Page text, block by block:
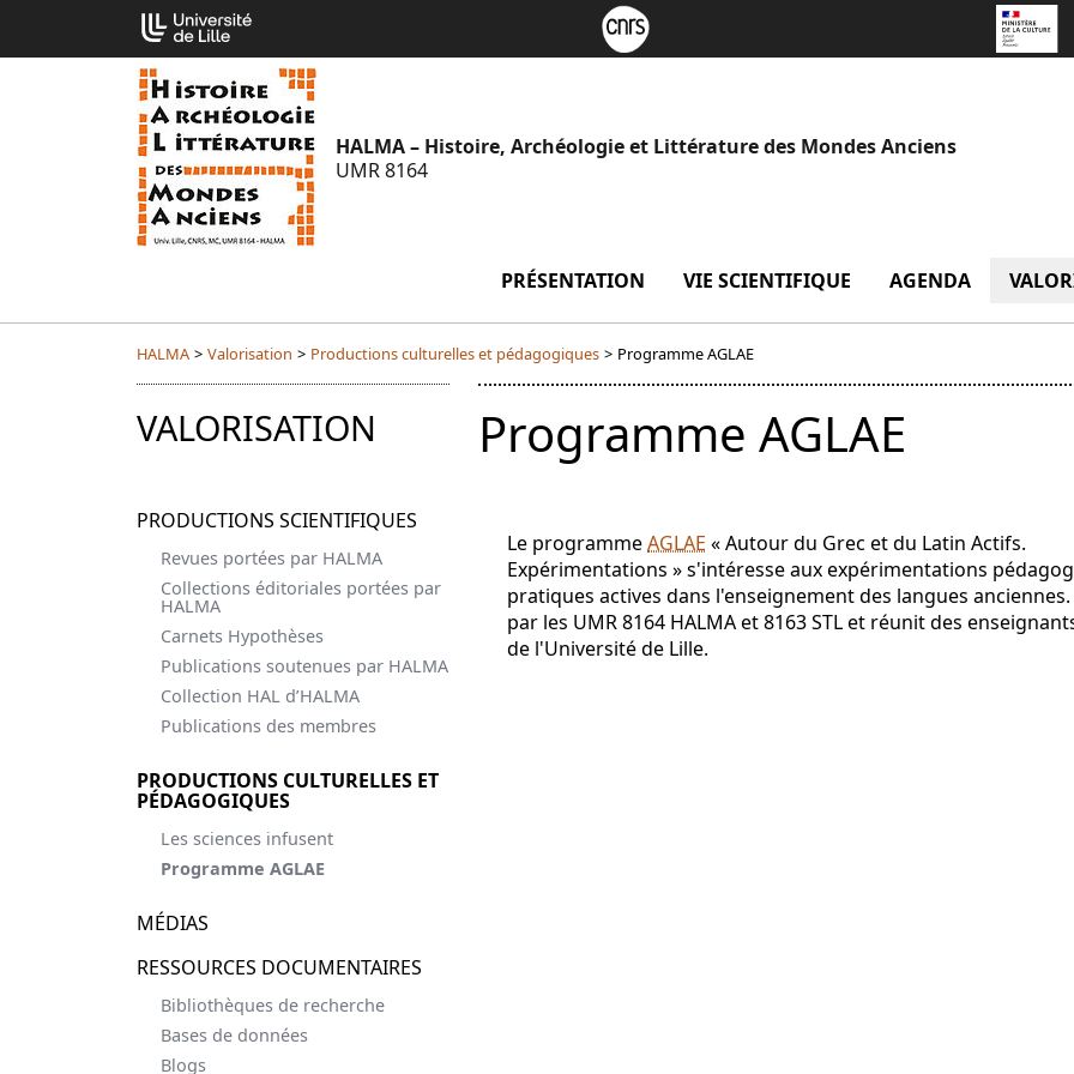
contenu
HALMA – Histoire, Archéologie et Littérature des Mondes Anciens
UMR 8164
PRÉSENTATION menu Présentation
VIE SCIENTIFIQUE menu Vie scientifique
AGENDA
HALMA > Valorisation > Productions culturelles et pédagogiques > Programme AGLAE
VALORISATION
PRODUCTIONS SCIENTIFIQUES
Revues portées par HALMA
Collections éditoriales portées par
HALMA
Carnets Hypothèses
Publications soutenues par HALMA
Collection HAL d’HALMA
Publications des membres
PRODUCTIONS CULTURELLES ET
PÉDAGOGIQUES
Les sciences infusent
Programme AGLAE
MÉDIAS
RESSOURCES DOCUMENTAIRES
Bibliothèques de recherche
Bases de données
Blogs
Programme AGLAE
Le programmeAGLAE « Autour du Grec et du Latin Actifs.
Expérimentations » s'intéresse aux expérimentations
pratiques actives dans l'enseignement des langues
par les UMR 8164 HALMA et 8163 STL et réunit des
de l'Université de Lille.
Cookies management panel